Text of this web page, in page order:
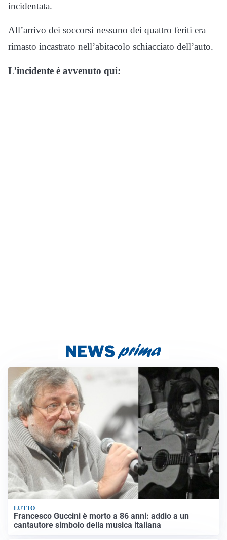
incidentata.
All’arrivo dei soccorsi nessuno dei quattro feriti era
rimasto incastrato nell’abitacolo schiacciato dell’auto.
L’incidente è avvenuto qui:
LUTTO
Francesco Guccini è morto a 86 anni: addio a un
cantautore simbolo della musica italiana